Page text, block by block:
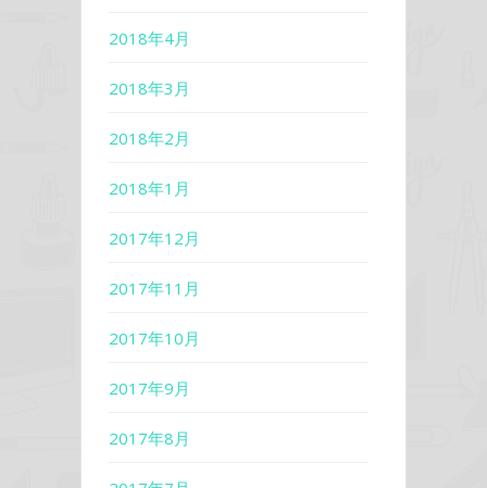
2018年4月
2018年3月
2018年2月
2018年1月
2017年12月
2017年11月
2017年10月
2017年9月
2017年8月